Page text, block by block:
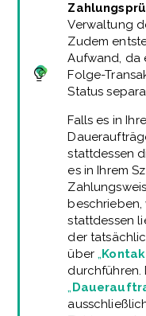
Verwaltung
Zudem
Aufwand, da
Folge-
Status
Falls es in
stattdessen
es in Ihrem
stattdessen
der
über„
durchführen.
„